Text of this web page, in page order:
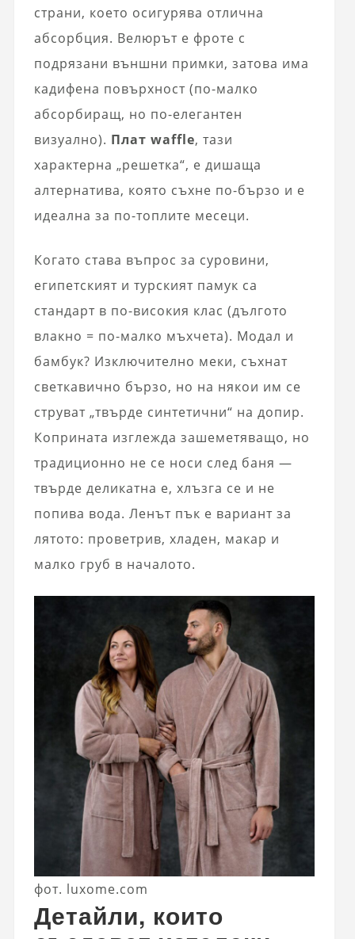
страни, което осигурява отлична
абсорбция. Велюрът е фроте с
подрязани външни примки, затова има
кадифена повърхност (по-малко
абсорбиращ, но по-елегантен
визуално). Плат waffle, тази
характерна „решетка“, е дишаща
алтернатива, която съхне по-бързо и е
идеална за по-топлите месеци.
Когато става въпрос за суровини,
египетският и турският памук са
стандарт в по-високия клас (дългото
влакно = по-малко мъхчета). Модал и
бамбук? Изключително меки, съхнат
светкавично бързо, но на някои им се
струват „твърде синтетични“ на допир.
Коприната изглежда зашеметяващо, но
традиционно не се носи след баня —
твърде деликатна е, хлъзга се и не
попива вода. Ленът пък е вариант за
лятото: проветрив, хладен, макар и
малко груб в началото.
фот. luxome.com
Детайли, които